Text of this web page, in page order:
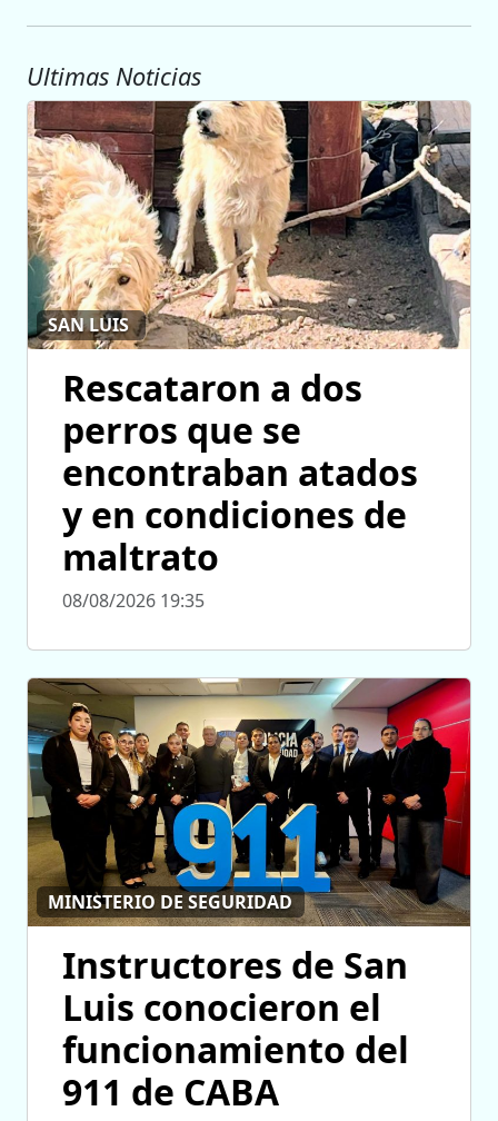
Ultimas Noticias
SAN LUIS
Rescataron a dos
perros que se
encontraban atados
y en condiciones de
maltrato
08/08/2026 19:35
MINISTERIO DE SEGURIDAD
Instructores de San
Luis conocieron el
funcionamiento del
911 de CABA